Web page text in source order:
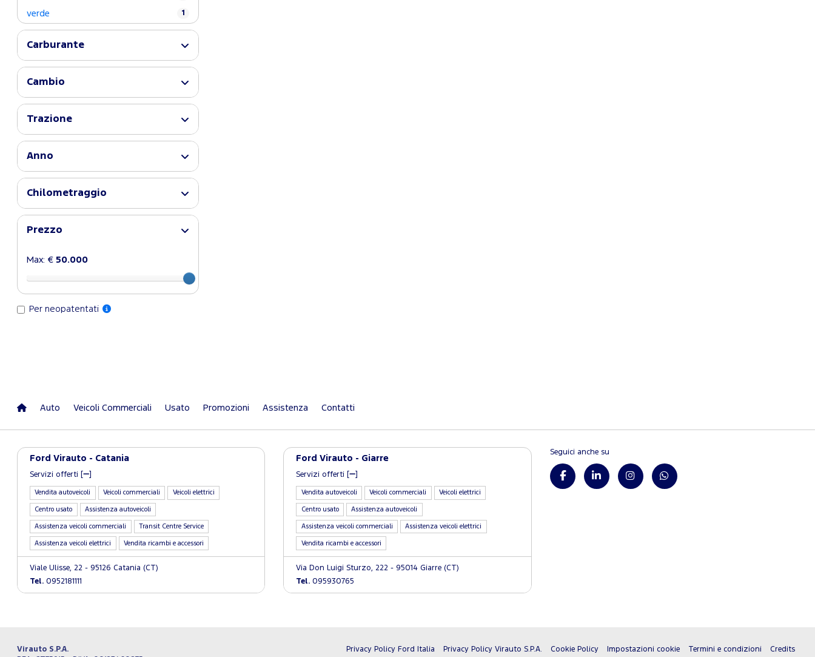
verde 1
Carburante
Cambio
Trazione
Anno
Chilometraggio
Prezzo
Max: € 50.000
Per neopatentati
Auto Veicoli Commerciali Usato Promozioni Assistenza Contatti
Ford Virauto - Catania
Servizi offerti [
Vendita autoveicoli Veicoli commerciali Veicoli elettrici
Centro usato Assistenza autoveicoli
Assistenza veicoli commerciali Transit Centre Service
Assistenza veicoli elettrici Vendita ricambi e accessori
Viale Ulisse, 22 - 95126 Catania (CT)
Tel. 0952181111
Ford Virauto - Giarre
Servizi offerti [
Vendita autoveicoli Veicoli commerciali Veicoli elettrici
Centro usato Assistenza autoveicoli
Assistenza veicoli commerciali Assistenza veicoli elettrici
Vendita ricambi e accessori
Via Don Luigi Sturzo, 222 - 95014 Giarre (CT)
Tel. 095930765
Seguici anche su
Virauto S.P.A.
Privacy Policy Ford Italia Privacy Policy Virauto S.P.A. Cookie Policy Impostazioni cookie Termini e condizioni Credits